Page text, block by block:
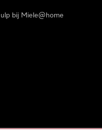
bij Miele@home